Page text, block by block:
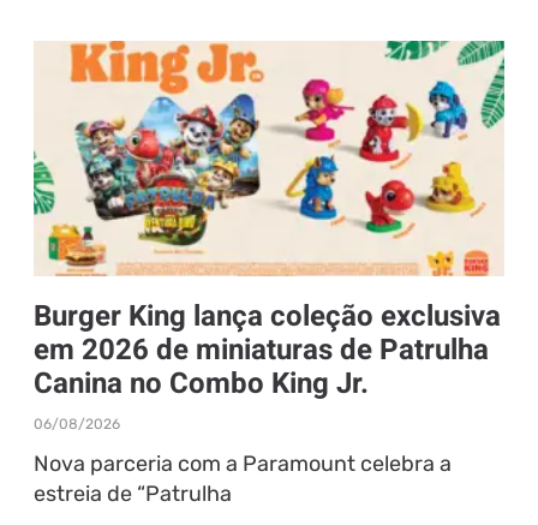
Burger King lança coleção exclusiva
em 2026 de miniaturas de Patrulha
Canina no Combo King Jr.
06/08/2026
Nova parceria com a Paramount celebra a
estreia de “Patrulha